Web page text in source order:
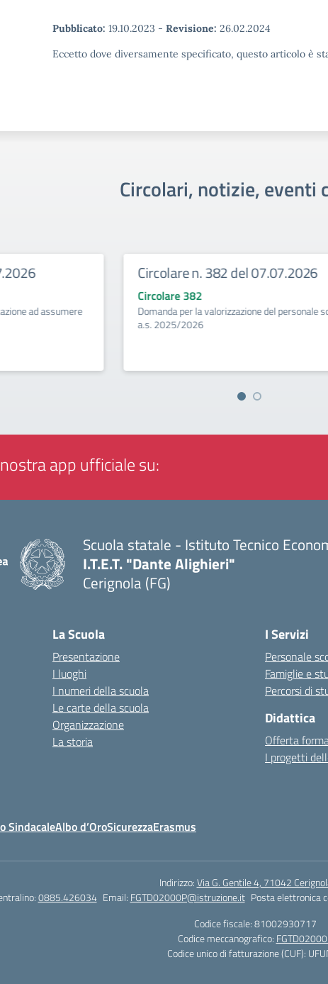
Pubblicato: 19.10.2023 - Revisione: 26.02.2024
Eccetto dove diversamente specificato, questo articolo è
Circolari, notizie, eventi
ad assumere
Circolare n. 382 del 07.07.2026
Circolare 382
Domanda per la valorizzazione del personale
a.s. 2025/2026
app ufficiale su:
Scuola statale - Istituto Tecnico
I.T.E.T. "Dante Alighieri"
Cerignola (FG)
La Scuola
Presentazione
I luoghi
I numeri della scuola
Le carte della scuola
Organizzazione
La storia
I Servizi
Personale
Famiglie e
Percorsi di
Didattica
Offerta
I progetti
SindacaleAlbo d’OroSicurezzaErasmus
Indirizzo:Via G. Gentile 4, 71042
0885.426034 Email: FGTD02000P@istruzione.it Posta elettronica
Codice fiscale: 81002930717
Codice meccanografico:
Codice unico di fatturazione (CUF):